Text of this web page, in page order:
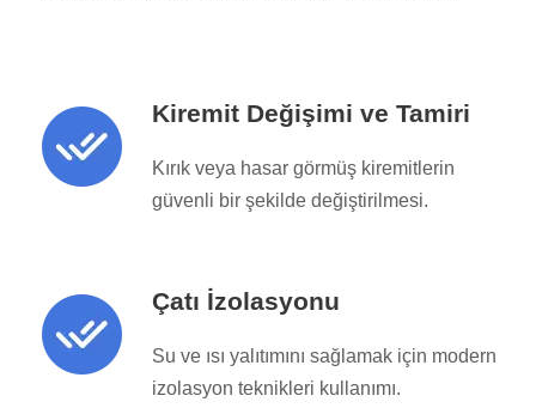
Kiremit Değişimi ve Tamiri
Kırık veya hasar görmüş kiremitlerin
güvenli bir şekilde değiştirilmesi.
Çatı İzolasyonu
Su ve ısı yalıtımını sağlamak için modern
izolasyon teknikleri kullanımı.